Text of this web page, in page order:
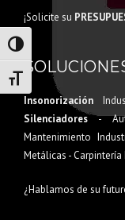
Alternar alto contraste
Alternar tamaño de letra
¡Solicite su
Insonorización
Silenciadores-
Mantenimiento
Metálicas - Carpintería
¿Hablamos de su